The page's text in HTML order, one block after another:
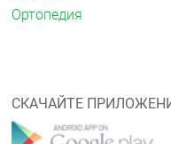
С осторожностью
Антикоагулянты и
частности,
Ортопедия
СКАЧАЙТЕ